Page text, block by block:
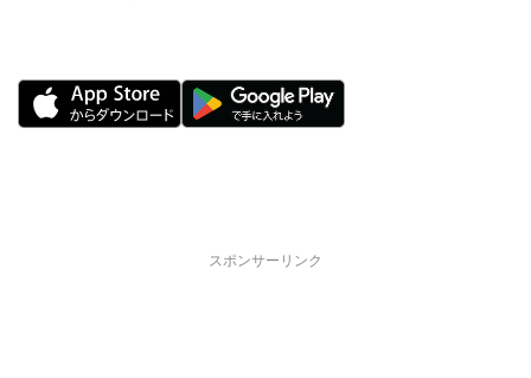
スポンサーリンク